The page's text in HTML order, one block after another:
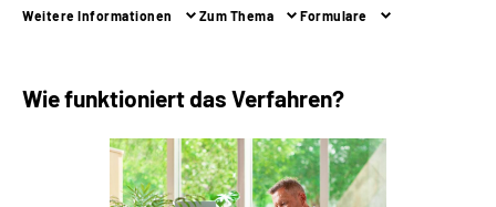
Language
Leichte Sprache
Weitere Informationen
Zum Thema Formulare
Wie funktioniert das Verfahren?